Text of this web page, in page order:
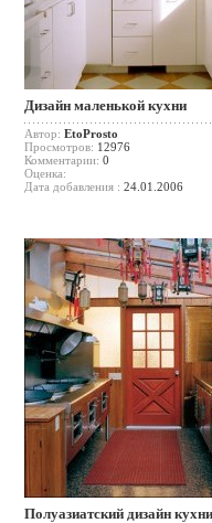
Дизайн маленькой кухни
Автор: EtoProsto
Просмотров: 12976
Комментарии: 0
Оценка:
Дата добавления : 24.01.2006
Полуазиатский дизайн кухни